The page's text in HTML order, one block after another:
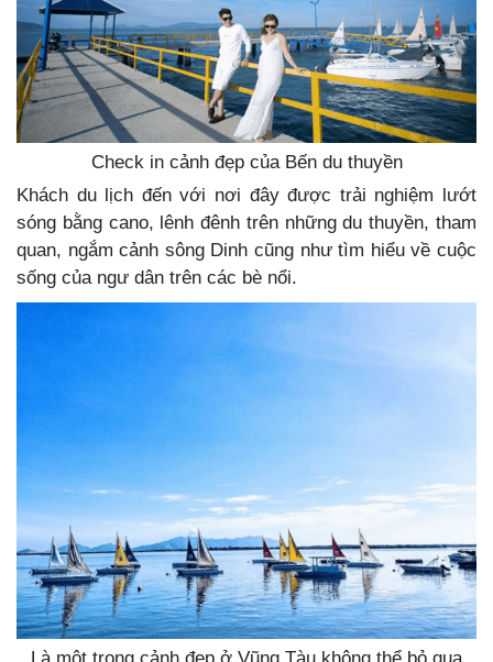
Check in cảnh đẹp của Bến du thuyền
Khách du lịch đến với nơi đây được trải nghiệm lướt
sóng bằng cano, lênh đênh trên những du thuyền, tham
quan, ngắm cảnh sông Dinh cũng như tìm hiểu về cuộc
sống của ngư dân trên các bè nổi.